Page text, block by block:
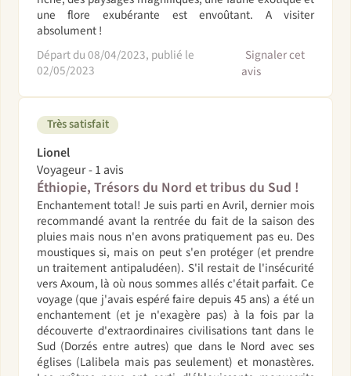
une flore exubérante est envoûtant. A visiter
absolument !
Départ du 08/04/2023, publié le
02/05/2023
Signaler cet
avis
Très satisfait
Lionel
Voyageur - 1 avis
Éthiopie, Trésors du Nord et tribus du Sud !
Enchantement total! Je suis parti en Avril, dernier mois
recommandé avant la rentrée du fait de la saison des
pluies mais nous n'en avons pratiquement pas eu. Des
moustiques si, mais on peut s'en protéger (et prendre
un traitement antipaludéen). S'il restait de l'insécurité
vers Axoum, là où nous sommes allés c'était parfait. Ce
voyage (que j'avais espéré faire depuis 45 ans) a été un
enchantement (et je n'exagère pas) à la fois par la
découverte d'extraordinaires civilisations tant dans le
Sud (Dorzés entre autres) que dans le Nord avec ses
églises (Lalibela mais pas seulement) et monastères.